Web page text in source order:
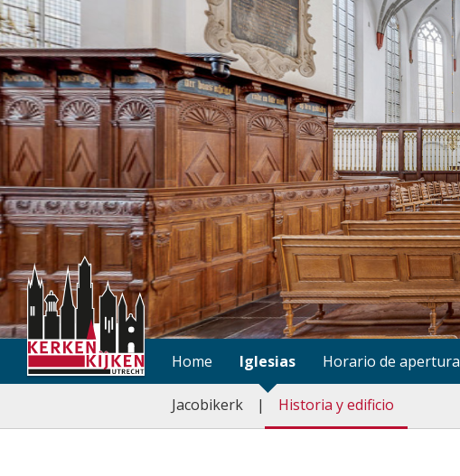
Home Iglesias
Jacobikerk Historia y edificio
Horario de apertura